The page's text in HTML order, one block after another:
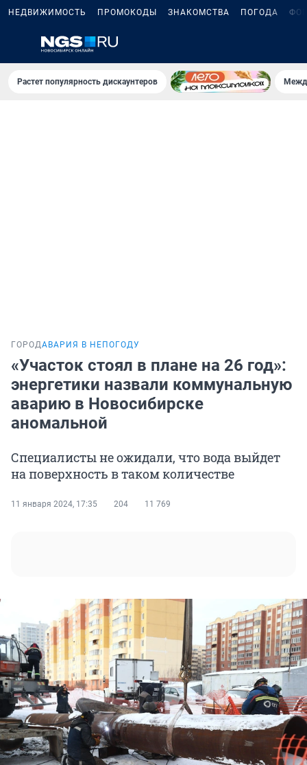
НЕДВИЖИМОСТЬ ПРОМОКОДЫ ЗНАКОМСТВА ПОГОДА
Растет популярность дискаунтеров
ГОРОДАВАРИЯ В НЕПОГОДУ
«Участок стоял в плане на 26 год»:
энергетики назвали коммунальную
аварию в Новосибирске
аномальной
Специалисты не ожидали, что вода выйдет
на поверхность в таком количестве
11 января 2024, 17:35 204 11 769